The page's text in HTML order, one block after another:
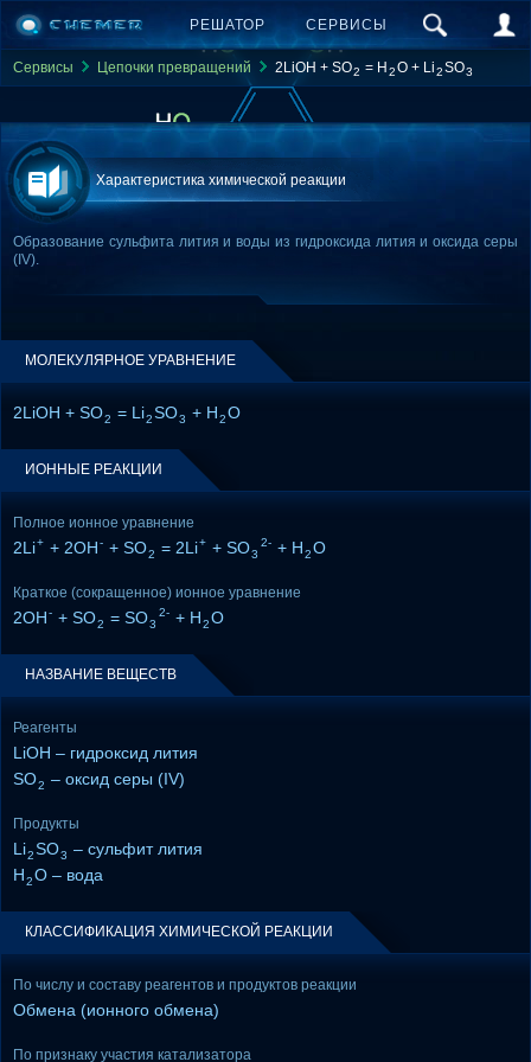
РЕШАТОР СЕРВИСЫ
Сервисы Цепочки превращений 2LiOH + SO2 = H 2O + Li2SO3
Характеристика химической реакции
Образование сульфита лития и воды из гидроксида лития и оксида серы
(IV).
МОЛЕКУЛЯРНОЕ УРАВНЕНИЕ
2LiOH + SO2 = Li2SO3 + H2O
ИОННЫЕ РЕАКЦИИ
Полное ионное уравнение
2Li+ + 2OH- + SO2 = 2Li+ + SO3
2- + H2O
Краткое (сокращенное) ионное уравнение
2OH- + SO2 = SO3
2- + H2O
НАЗВАНИЕ ВЕЩЕСТВ
Реагенты
LiOH – гидроксид лития
SO2 – оксид серы (IV)
Продукты
Li2SO3 – сульфит лития
H2O – вода
КЛАССИФИКАЦИЯ ХИМИЧЕСКОЙ РЕАКЦИИ
По числу и составу реагентов и продуктов реакции
Обмена (ионного обмена)
По признаку участия катализатора